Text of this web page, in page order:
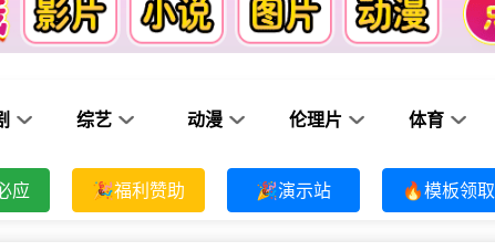
综艺 动漫 伦理片 体育
应 🎉福利赞助 🎉演示站 🔥模板领取